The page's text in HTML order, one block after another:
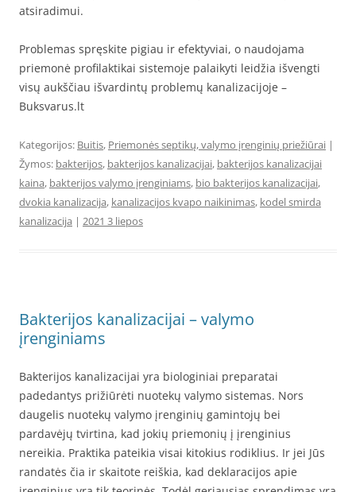
atsiradimui.
Problemas spręskite pigiau ir efektyviai, o naudojama
priemonė profilaktikai sistemoje palaikyti leidžia išvengti
visų aukščiau išvardintų problemų kanalizacijoje –
Buksvarus.lt
Kategorijos: Buitis, Priemonės septikų, valymo įrenginių priežiūrai |
Žymos: bakterijos, bakterijos kanalizacijai, bakterijos kanalizacijai
kaina, bakterijos valymo įrenginiams, bio bakterijos kanalizacijai,
dvokia kanalizacija, kanalizacijos kvapo naikinimas, kodel smirda
kanalizacija | 2021 3 liepos
Bakterijos kanalizacijai – valymo
įrenginiams
Bakterijos kanalizacijai yra biologiniai preparatai
padedantys prižiūrėti nuotekų valymo sistemas. Nors
daugelis nuotekų valymo įrenginių gamintojų bei
pardavėjų tvirtina, kad jokių priemonių į įrenginius
nereikia. Praktika pateikia visai kitokius rodiklius. Ir jei Jūs
randatės čia ir skaitote reiškia, kad deklaracijos apie